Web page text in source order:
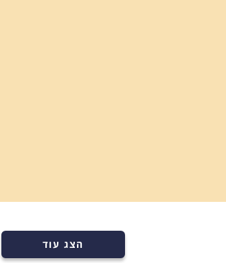
הצג עוד